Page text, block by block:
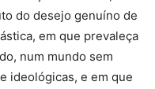
do desejo genuíno de
em que prevaleça
num mundo sem
ideológicas, e em que